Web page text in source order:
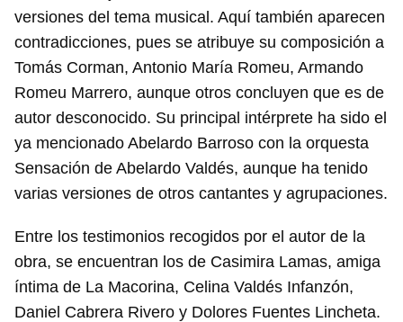
Para poder guardar como favorito, primero has de
iniciar sesión con tu cuenta de 14ymedio.
INICIAR SESIÓN CANCELAR
versiones del tema musical. Aquí también aparecen
contradicciones, pues se atribuye su composición a
Tomás Corman, Antonio María Romeu, Armando
Romeu Marrero, aunque otros concluyen que es de
autor desconocido. Su principal intérprete ha sido el
ya mencionado Abelardo Barroso con la orquesta
Sensación de Abelardo Valdés, aunque ha tenido
varias versiones de otros cantantes y agrupaciones.
Entre los testimonios recogidos por el autor de la
obra, se encuentran los de Casimira Lamas, amiga
íntima de La Macorina, Celina Valdés Infanzón,
Daniel Cabrera Rivero y Dolores Fuentes Lincheta.